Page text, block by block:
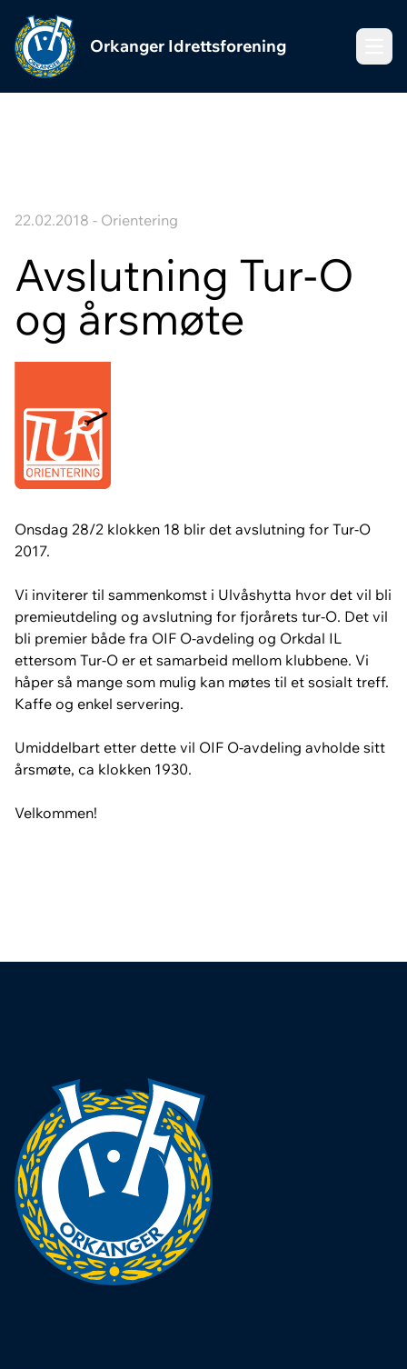
Orkanger Idrettsforening
22.02.2018 - Orientering
Avslutning Tur-O
og årsmøte
Onsdag 28/2 klokken 18 blir det avslutning for Tur-O
2017.
Vi inviterer til sammenkomst i Ulvåshytta hvor det vil bli
premieutdeling og avslutning for fjorårets tur-O. Det vil
bli premier både fra OIF O-avdeling og Orkdal IL
ettersom Tur-O er et samarbeid mellom klubbene. Vi
håper så mange som mulig kan møtes til et sosialt treff.
Kaffe og enkel servering.
Umiddelbart etter dette vil OIF O-avdeling avholde sitt
årsmøte, ca klokken 1930.
Velkommen!